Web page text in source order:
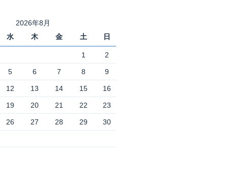
2026年8月
水
木 金 土 日
1 2
5 6 7 8 9
12 13 14 15 16
19 20 21 22 23
26 27 28 29 30